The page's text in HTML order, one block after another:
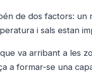
de dos factors:
i sals estan
va arribant a les
a formar-se una